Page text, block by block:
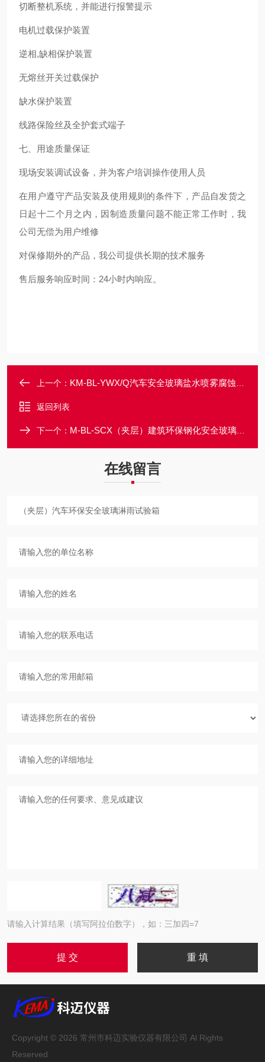
切断整机系统，并能进行报警提示
电机过载保护装置
逆相,缺相保护装置
无熔丝开关过载保护
缺水保护装置
线路保险丝及全护套式端子
七、用途质量保证
现场安装调试设备，并为客户培训操作使用人员
在用户遵守产品安装及使用规则的条件下，产品自发货之
日起十二个月之内，因制造质量问题不能正常工作时，我
公司无偿为用户维修
对保修期外的产品，我公司提供长期的技术服务
售后服务响应时间：24小时内响应。
上一个： KM-BL-YWX/Q汽车安全玻璃盐水喷雾腐蚀试验箱
返回列表
下一个： M-BL-SCX（夹层）建筑环保钢化安全玻璃沙尘试验箱
在线留言
请输入计算结果（填写阿拉伯数字），如：三加四=7
Copyright © 2026 常州市科迈实验仪器有限公司 Al Rights
Reserved